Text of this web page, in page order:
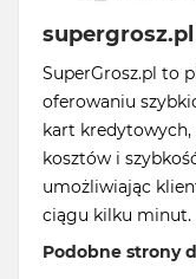
supergrosz.pl
SuperGrosz.pl to
oferowaniu
kart
kosztów i
umożliwiając
ciągu kilku minut.
Podobne strony